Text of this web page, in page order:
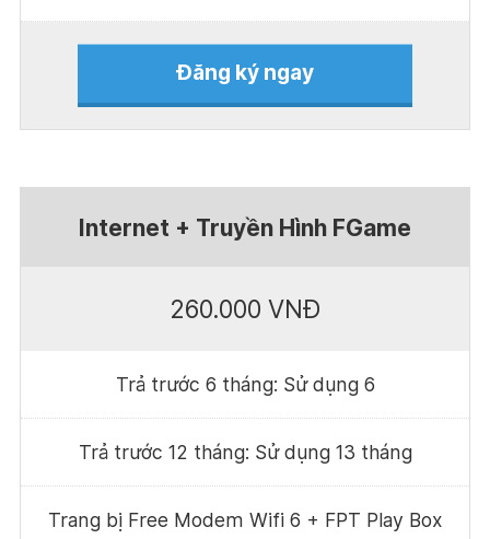
Đăng ký ngay
Internet + Truyền Hình FGame
260.000 VNĐ
Trả trước 6 tháng: Sử dụng 6
Trả trước 12 tháng: Sử dụng 13 tháng
Trang bị Free Modem Wifi 6 + FPT Play Box